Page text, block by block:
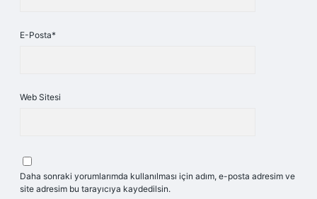
E-Posta*
Web Sitesi
Daha sonraki yorumlarımda kullanılması için adım, e-posta adresim ve
site adresim bu tarayıcıya kaydedilsin.